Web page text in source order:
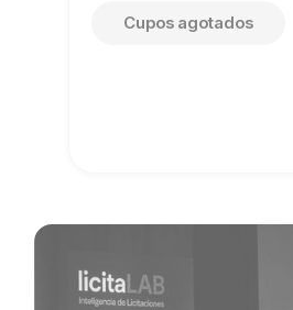
Cupos agotados